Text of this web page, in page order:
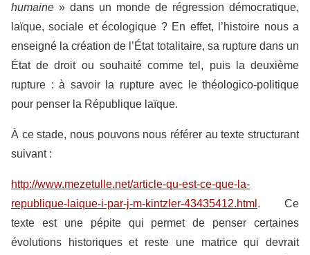
humaine » dans un monde de régression démocratique,
laïque, sociale et écologique ? En effet, l’histoire nous a
enseigné la création de l’État totalitaire, sa rupture dans un
État de droit ou souhaité comme tel, puis la deuxième
rupture : à savoir la rupture avec le théologico-politique
pour penser la République laïque.
À ce stade, nous pouvons nous référer au texte structurant
suivant :
http://www.mezetulle.net/article-qu-est-ce-que-la-
republique-laique-i-par-j-m-kintzler-43435412.html . Ce
texte est une pépite qui permet de penser certaines
évolutions historiques et reste une matrice qui devrait